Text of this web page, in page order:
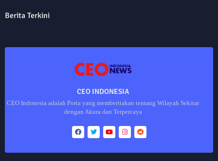
Berita Terkini
CEO INDONESIA
CEO Indonesia adalah Porta yang memberitakan tentang Wilayah Sekitar
dengan Akura dan Terpercaya